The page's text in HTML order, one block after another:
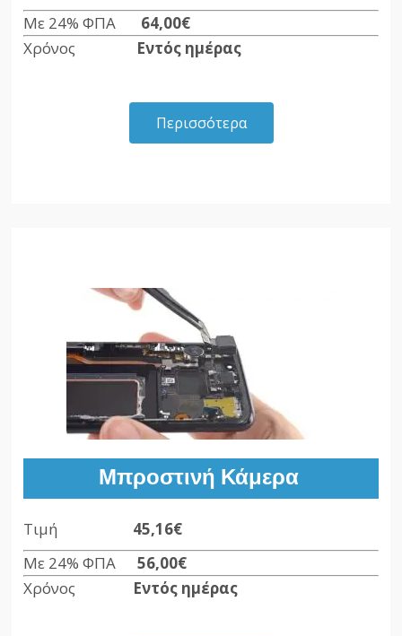
Με 24% ΦΠΑ 64,00€
Χρόνος Εντός ημέρας
Περισσότερα
Μπροστινή Κάμερα
Τιμή 45,16€
Με 24% ΦΠΑ56,00€
Χρόνος Εντός ημέρας